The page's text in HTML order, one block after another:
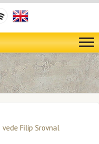
vede Filip Srovnal